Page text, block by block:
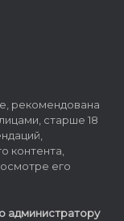
рекомендована
старше 18
контента,
его
администратору